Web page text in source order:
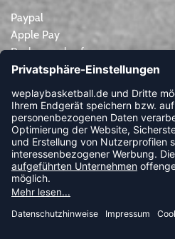
Paypal
Apple Pay
Rechnungskauf
Lastschrift
Vorkasse
NEWSLETTER